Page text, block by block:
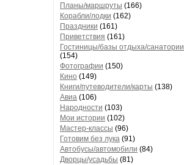
Планы/маршруты (166)
Корабли/лодки (162)
Праздники (161)
Приветствия (161)
Гостиницы/базы отдыха/санатории
(154)
Фотографии (150)
Кино (149)
Книги/путеводители/карты (138)
Авиа (106)
Народности (103)
Мои истории (102)
Мастер-классы (96)
Готовим без лука (91)
Автобусы/автомобили (84)
Дворцы/усадьбы (81)